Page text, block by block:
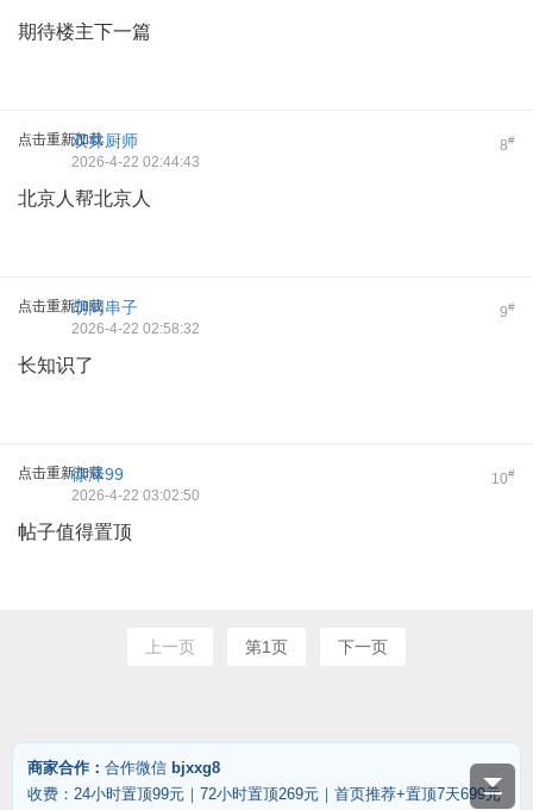
期待楼主下一篇
点击重新加载 8#
双井厨师
2026-4-22 02:44:43
北京人帮北京人
点击重新加载 9#
胡同串子
2026-4-22 02:58:32
长知识了
点击重新加载 10#
徐泽99
2026-4-22 03:02:50
帖子值得置顶
上一页 第1页 下一页
商家合作： 合作微信 bjxxg8
收费：24小时置顶99元｜72小时置顶269元｜首页推荐+置顶7天699元